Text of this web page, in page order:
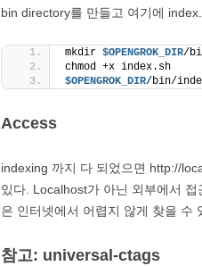
bin directory를 만들고 여기에
mkdir $OPENGROK_DIR/
chmod +x index.sh
$OPENGROK_DIR/bin/
Access
indexing 까지 다 되었으면 http://
있다. Localhost가 아닌 외부에서
은 인터넷에서 어렵지 않게 찾을 수
참고: universal-ctags